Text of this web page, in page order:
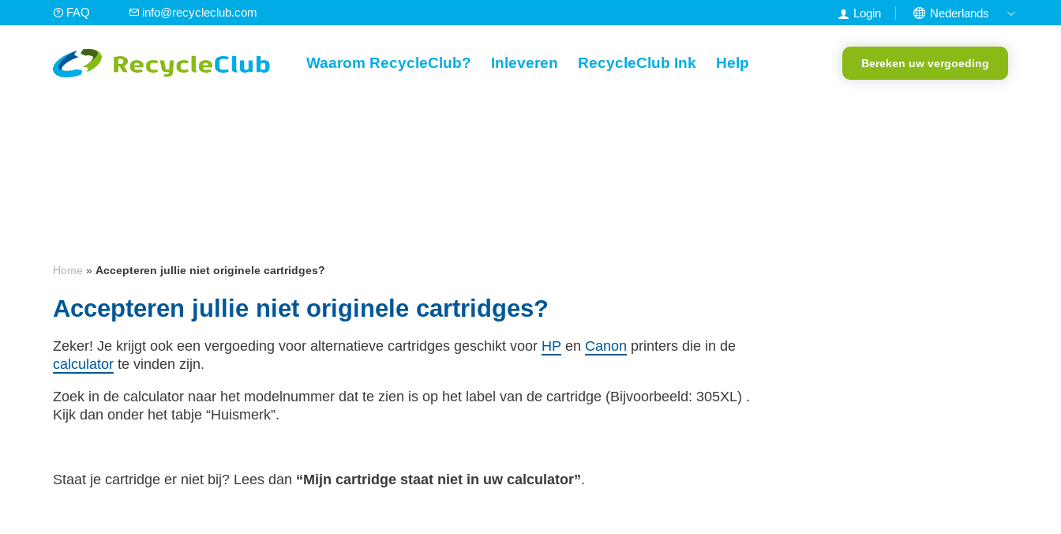
FAQ info@recycleclub.com Login
Nederlands
Francais
Waarom RecycleClub? Inleveren RecycleClub Ink Help Bereken uw vergoeding
Home »Accepteren jullie niet originele cartridges?
Accepteren jullie niet originele cartridges?
Zeker! Je krijgt ook een vergoeding voor alternatieve cartridges geschikt voor HP en Canon printers die in de
calculator te vinden zijn.
Zoek in de calculator naar het modelnummer dat te zien is op het label van de cartridge (Bijvoorbeeld: 305XL) .
Kijk dan onder het tabje “Huismerk”.
Staat je cartridge er niet bij? Lees dan “Mijn cartridge staat niet in uw calculator”.